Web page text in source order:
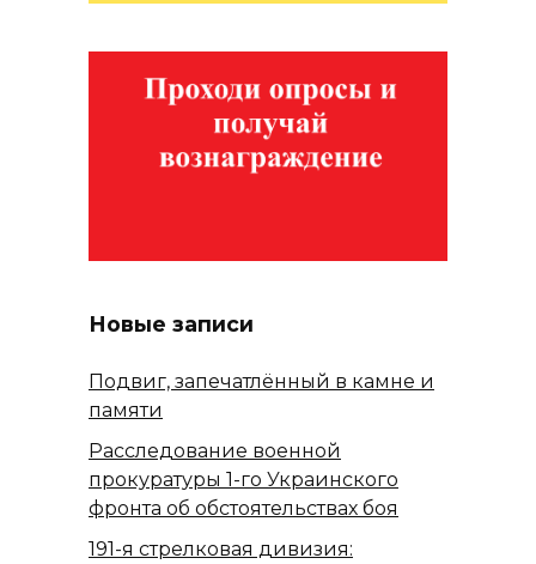
Новые записи
Подвиг, запечатлённый в камне и
памяти
Расследование военной
прокуратуры 1-го Украинского
фронта об обстоятельствах боя
191-я стрелковая дивизия: